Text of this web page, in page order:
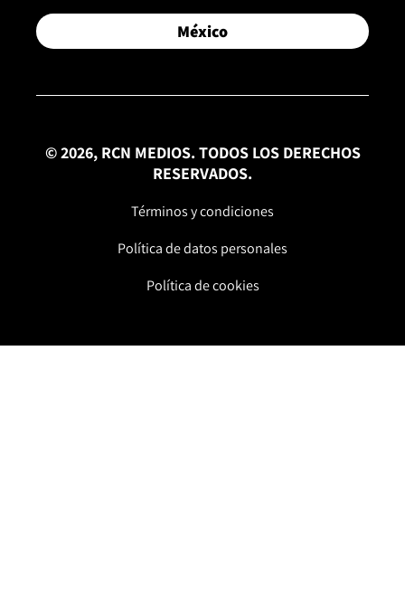
México
© 2026, RCN MEDIOS. TODOS LOS DERECHOS
RESERVADOS.
Términos y condiciones
Política de datos personales
Política de cookies